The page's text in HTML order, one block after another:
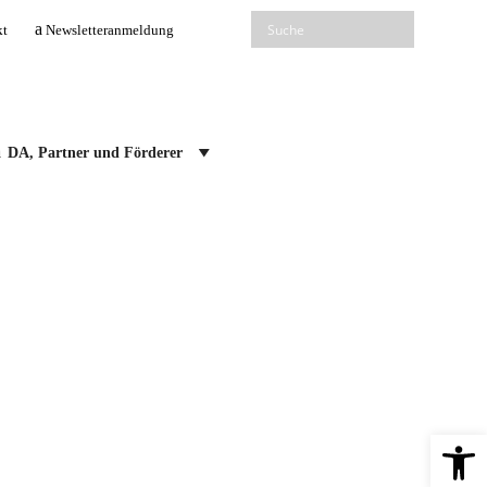
Newsletteranmeldung
DA, Partner und Förderer